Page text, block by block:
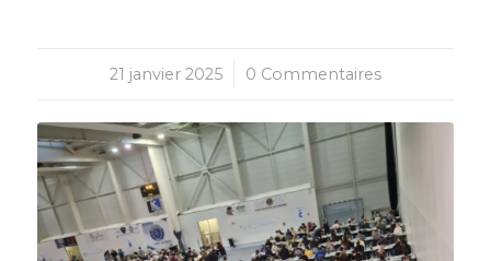
21 janvier 2025
/ 0 Commentaires